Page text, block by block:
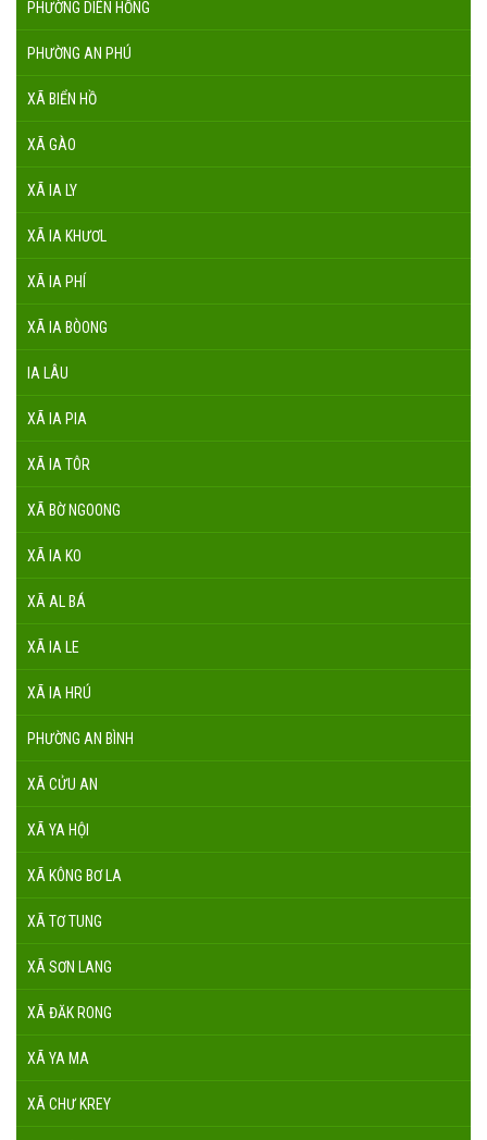
PHƯỜNG DIÊN HỒNG
PHƯỜNG AN PHÚ
XÃ BIỂN HỒ
XÃ GÀO
XÃ IA LY
XÃ IA KHƯƠL
XÃ IA PHÍ
XÃ IA BÒONG
IA LÂU
XÃ IA PIA
XÃ IA TÔR
XÃ BỜ NGOONG
XÃ IA KO
XÃ AL BÁ
XÃ IA LE
XÃ IA HRÚ
PHƯỜNG AN BÌNH
XÃ CỬU AN
XÃ YA HỘI
XÃ KÔNG BƠ LA
XÃ TƠ TUNG
XÃ SƠN LANG
XÃ ĐĂK RONG
XÃ YA MA
XÃ CHƯ KREY